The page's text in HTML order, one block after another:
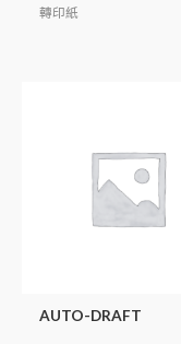
轉印紙
AUTO-DRAFT